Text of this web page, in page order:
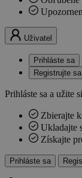
Uživatel
Prihláste sa
Registrujte sa
Prihláste sa a užite
Zbierajte
Ukladajte
Získajte
Prihláste sa